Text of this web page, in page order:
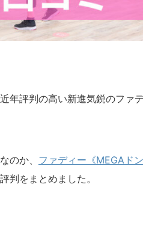
年評判の高い新進気鋭のファデ
のか、 ファディー《MEGAド
判をまとめました。